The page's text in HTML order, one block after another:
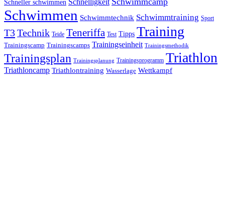
Schneller schwimmen Schnelligkeit
Schwimmen Schwimmtechnik Schwimmtraining Sport
T3Technik Teide Teneriffa Test Tipps Training
Trainingscamp Trainingscamps Trainingseinheit Trainingsmethodik
Trainingsplan Trainingsplanung Trainingsprogramm Triathlon
Triathloncamp Triathlontraining Wasserlage Wettkampf